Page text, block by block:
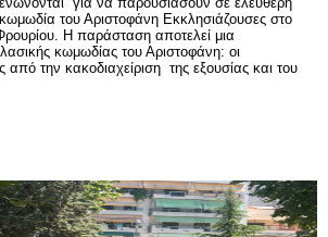
του Αριστοφάνη Εκκλησιάζουσες στο
Η παράσταση αποτελεί μια
κωμωδίας του Αριστοφάνη: οι
από την κακοδιαχείριση της εξουσίας και του